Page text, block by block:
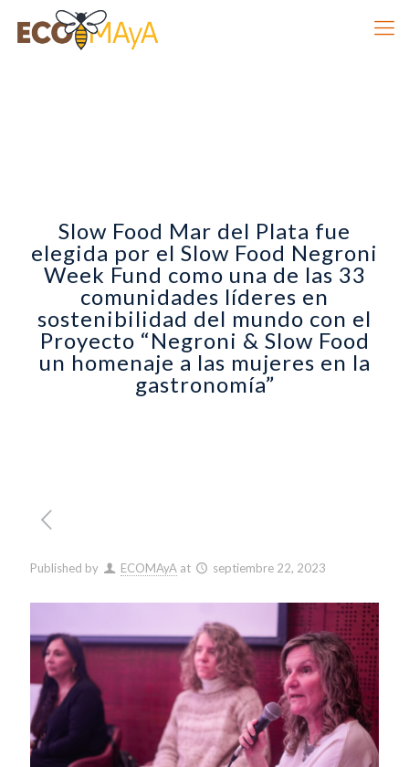
Slow Food Mar del Plata fue
elegida por el Slow Food Negroni
Week Fund como una de las 33
comunidades líderes en
sostenibilidad del mundo con el
Proyecto “Negroni & Slow Food
un homenaje a las mujeres en la
gastronomía”
Published by ECOMAyA at septiembre 22, 2023